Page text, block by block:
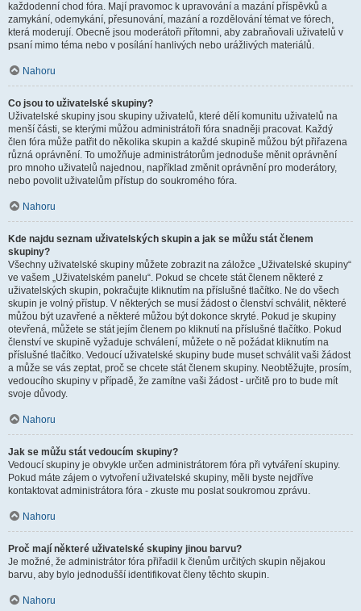
každodenní chod fóra. Mají pravomoc k upravování a mazání příspěvků a
zamykání, odemykání, přesunování, mazání a rozdělování témat ve fórech,
která moderují. Obecně jsou moderátoři přítomni, aby zabraňovali uživatelů v
psaní mimo téma nebo v posílání hanlivých nebo urážlivých materiálů.
Nahoru
Co jsou to uživatelské skupiny?
Uživatelské skupiny jsou skupiny uživatelů, které dělí komunitu uživatelů na
menší části, se kterými můžou administrátoři fóra snadněji pracovat. Každý
člen fóra může patřit do několika skupin a každé skupině můžou být přiřazena
různá oprávnění. To umožňuje administrátorům jednoduše měnit oprávnění
pro mnoho uživatelů najednou, například změnit oprávnění pro moderátory,
nebo povolit uživatelům přístup do soukromého fóra.
Nahoru
Kde najdu seznam uživatelských skupin a jak se můžu stát členem
skupiny?
Všechny uživatelské skupiny můžete zobrazit na záložce „Uživatelské skupiny“
ve vašem „Uživatelském panelu“. Pokud se chcete stát členem některé z
uživatelských skupin, pokračujte kliknutím na příslušné tlačítko. Ne do všech
skupin je volný přístup. V některých se musí žádost o členství schválit, některé
můžou být uzavřené a některé můžou být dokonce skryté. Pokud je skupiny
otevřená, můžete se stát jejím členem po kliknutí na příslušné tlačítko. Pokud
členství ve skupině vyžaduje schválení, můžete o ně požádat kliknutím na
příslušné tlačítko. Vedoucí uživatelské skupiny bude muset schválit vaši žádost
a může se vás zeptat, proč se chcete stát členem skupiny. Neobtěžujte, prosím,
vedoucího skupiny v případě, že zamítne vaši žádost - určitě pro to bude mít
svoje důvody.
Nahoru
Jak se můžu stát vedoucím skupiny?
Vedoucí skupiny je obvykle určen administrátorem fóra při vytváření skupiny.
Pokud máte zájem o vytvoření uživatelské skupiny, měli byste nejdříve
kontaktovat administrátora fóra - zkuste mu poslat soukromou zprávu.
Nahoru
Proč mají některé uživatelské skupiny jinou barvu?
Je možné, že administrátor fóra přiřadil k členům určitých skupin nějakou
barvu, aby bylo jednodušší identifikovat členy těchto skupin.
Nahoru